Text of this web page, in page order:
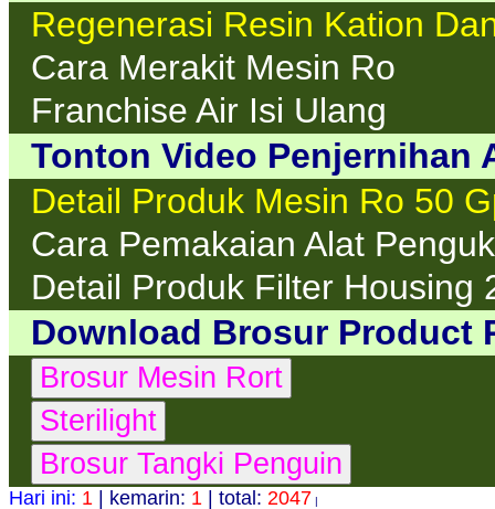
Regenerasi Resin Kation
Cara Merakit Mesin Ro
Franchise Air Isi Ulang
Tonton Video Penjernihan
Detail Produk Mesin Ro 50
Cara Pemakaian Alat
Detail Produk Filter Housing
Download Brosur Product
Hari ini: 1 | kemarin: 1 | total: 2047 |